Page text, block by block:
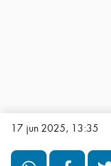
17 jun 2025, 13:35